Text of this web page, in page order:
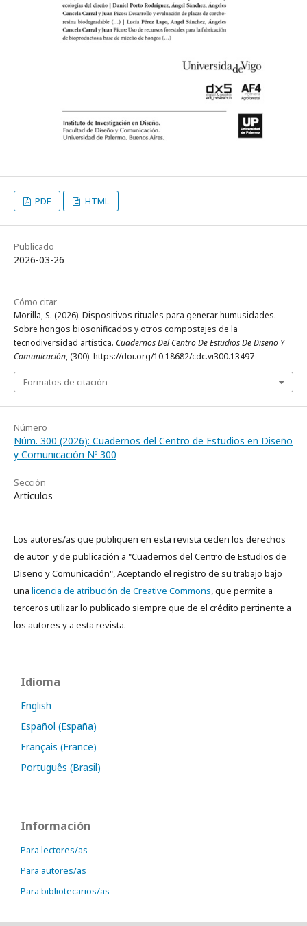
PDF HTML
Publicado
2026-03-26
Cómo citar
Morilla, S. (2026). Dispositivos rituales para generar humusidades.
Sobre hongos biosonificados y otros compostajes de la
tecnodiversidad artística. Cuadernos Del Centro De Estudios De Diseño Y
Comunicación, (300). https://doi.org/10.18682/cdc.vi300.13497
Formatos de citación
Número
Núm. 300 (2026): Cuadernos del Centro de Estudios en Diseño
y Comunicación Nº 300
Sección
Artículos
Los autores/as que publiquen en esta revista ceden los derechos
de autor y de publicación a "Cuadernos del Centro de Estudios de
Diseño y Comunicación", Aceptando el registro de su trabajo bajo
una licencia de atribución de Creative Commons, que permite a
terceros utilizar lo publicado siempre que de el crédito pertinente a
los autores y a esta revista.
Idioma
English
Español (España)
Français (France)
Português (Brasil)
Información
Para lectores/as
Para autores/as
Para bibliotecarios/as